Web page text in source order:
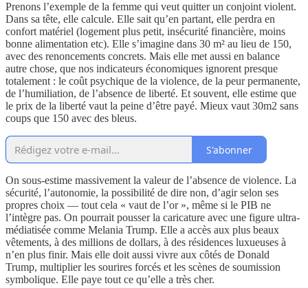
Prenons l’exemple de la femme qui veut quitter un conjoint violent.
Dans sa tête, elle calcule. Elle sait qu’en partant, elle perdra en
confort matériel (logement plus petit, insécurité financière, moins
bonne alimentation etc). Elle s’imagine dans 30 m² au lieu de 150,
avec des renoncements concrets. Mais elle met aussi en balance
autre chose, que nos indicateurs économiques ignorent presque
totalement : le coût psychique de la violence, de la peur permanente,
de l’humiliation, de l’absence de liberté. Et souvent, elle estime que
le prix de la liberté vaut la peine d’être payé. Mieux vaut 30m2 sans
coups que 150 avec des bleus.
S'abonner
On sous-estime massivement la valeur de l’absence de violence. La
sécurité, l’autonomie, la possibilité de dire non, d’agir selon ses
propres choix — tout cela « vaut de l’or », même si le PIB ne
l’intègre pas. On pourrait pousser la caricature avec une figure ultra-
médiatisée comme Melania Trump. Elle a accès aux plus beaux
vêtements, à des millions de dollars, à des résidences luxueuses à
n’en plus finir. Mais elle doit aussi vivre aux côtés de Donald
Trump, multiplier les sourires forcés et les scènes de soumission
symbolique. Elle paye tout ce qu’elle a très cher.